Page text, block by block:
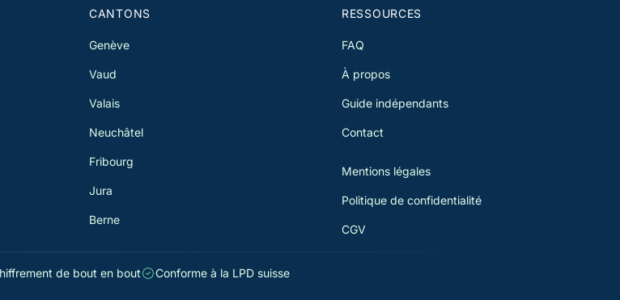
CANTONS
Genève
Vaud
Valais
Neuchâtel
Fribourg
Jura
Berne
RESSOURCES
FAQ
À propos
Guide indépendants
Contact
Mentions légales
Politique de confidentialité
CGV
de bout en bout Conforme à la LPD suisse